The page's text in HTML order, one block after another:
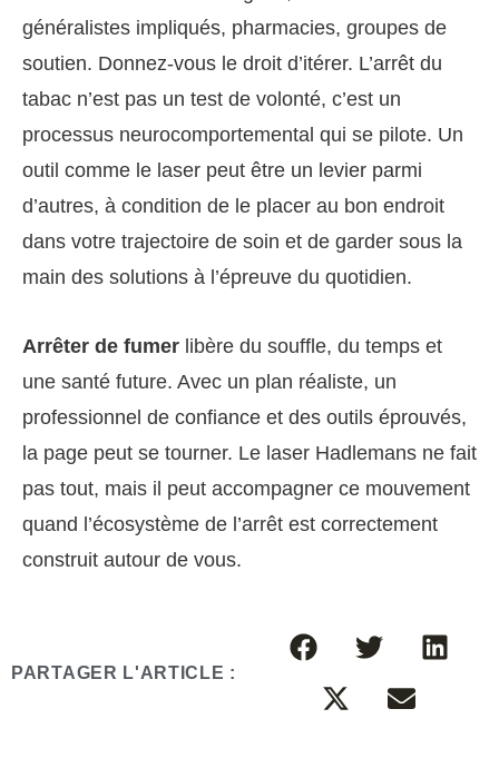
généralistes impliqués, pharmacies, groupes de
soutien. Donnez-vous le droit d’itérer. L’arrêt du
tabac n’est pas un test de volonté, c’est un
processus neurocomportemental qui se pilote. Un
outil comme le laser peut être un levier parmi
d’autres, à condition de le placer au bon endroit
dans votre trajectoire de soin et de garder sous la
main des solutions à l’épreuve du quotidien.
Arrêter de fumer libère du souffle, du temps et
une santé future. Avec un plan réaliste, un
professionnel de confiance et des outils éprouvés,
la page peut se tourner. Le laser Hadlemans ne fait
pas tout, mais il peut accompagner ce mouvement
quand l’écosystème de l’arrêt est correctement
construit autour de vous.
PARTAGER L'ARTICLE :